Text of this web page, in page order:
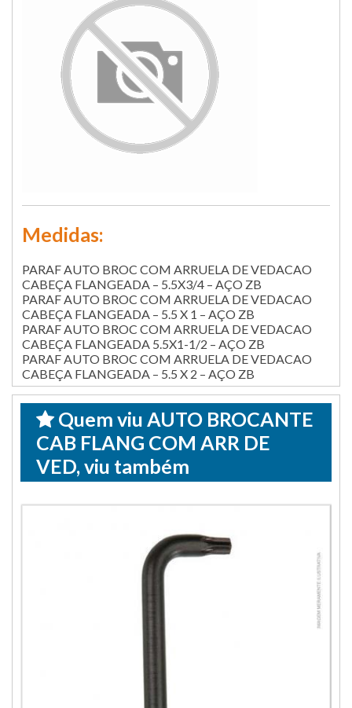
Medidas:
PARAF AUTO BROC COM ARRUELA DE VEDACAO
CABEÇA FLANGEADA – 5.5X3/4 – AÇO ZB
PARAF AUTO BROC COM ARRUELA DE VEDACAO
CABEÇA FLANGEADA – 5.5 X 1 – AÇO ZB
PARAF AUTO BROC COM ARRUELA DE VEDACAO
CABEÇA FLANGEADA 5.5X1-1/2 – AÇO ZB
PARAF AUTO BROC COM ARRUELA DE VEDACAO
CABEÇA FLANGEADA – 5.5 X 2 – AÇO ZB
Quem viu AUTO BROCANTE
CAB FLANG COM ARR DE
VED, viu também